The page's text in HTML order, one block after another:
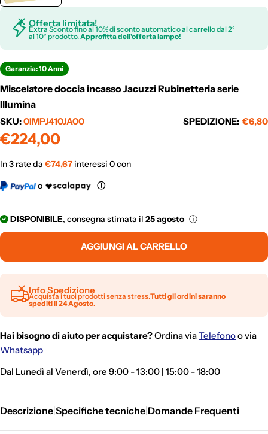
Offerta limitata!
Extra Sconto fino al 10% di sconto automatico al carrello dal 2°
al 10° prodotto.Approfitta dell'offerta lampo!
Garanzia: 10 Anni
Miscelatore doccia incasso Jacuzzi Rubinetteria serie
Illumina
SKU:0IMPJ410JA00 SPEDIZIONE: €6,80
Prezzo
€224,00
In 3 rate da €74,67 interessi 0 con
o
Ⓘ
DISPONIBILE, consegna stimata il 25 agosto ⓘ
AGGIUNGI AL CARRELLO
Info Spedizione
Acquista i tuoi prodotti senza stress.Tutti gli ordini saranno
spediti il 24 Agosto.
Hai bisogno di aiuto per acquistare?Ordina viaTelefonoo via
Whatsapp
Dal Lunedì al Venerdì, ore 9:00 - 13:00 | 15:00 - 18:00
Descrizione Specifiche tecniche Domande Frequenti